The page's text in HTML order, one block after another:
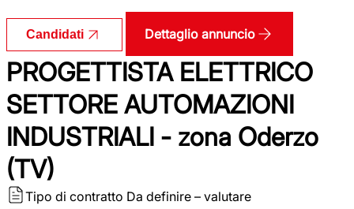
Candidati Dettaglio annuncio
PROGETTISTA ELETTRICO
SETTORE AUTOMAZIONI
INDUSTRIALI - zona Oderzo
(TV)
Tipo di contratto Da definire – valutare